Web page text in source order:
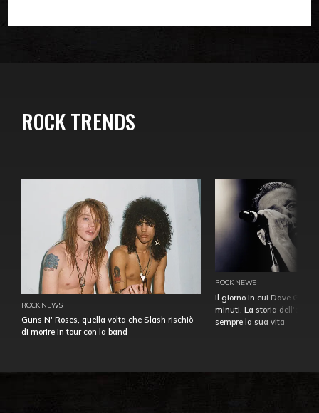
ROCK TRENDS
ROCK NEWS
Guns N' Roses, quella volta che Slash rischiò
di morire in tour con la band
ROCK NEWS
Il giorno in cui Dave
minuti. La storia
sempre la sua vita